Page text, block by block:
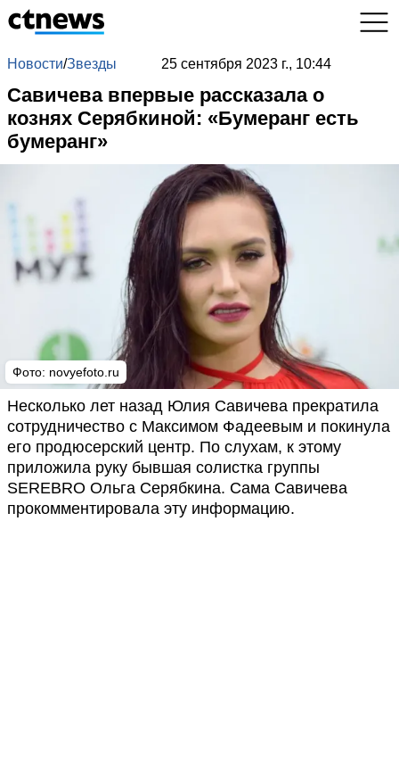
Новости/Звезды 25 сентября 2023 г., 10:44
Савичева впервые рассказала о
кознях Серябкиной: «Бумеранг есть
бумеранг»
Фото: novyefoto.ru
Несколько лет назад Юлия Савичева прекратила
сотрудничество с Максимом Фадеевым и покинула
его продюсерский центр. По слухам, к этому
приложила руку бывшая солистка группы
SEREBRO Ольга Серябкина. Сама Савичева
прокомментировала эту информацию.